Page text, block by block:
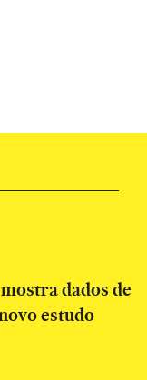
dados de
estudo